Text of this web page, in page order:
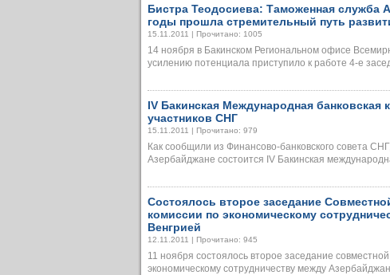
Бистра Теодосиева: Таможенная служба
годы прошла стремительный путь
15.11.2011 | Прочитано: 1005
14 ноября в Бакинском Региональном офисе
усилению потенциала приступило к работе 4-е
IV Бакинская Международная банковская
участников СНГ
15.11.2011 | Прочитано: 979
Как сообщили из Финансово-банковского совета
Азербайджане состоится IV Бакинская
Состоялось второе заседание
комиссии по экономическому
Венгрией
12.11.2011 | Прочитано: 945
11 ноября состоялось второе заседание
экономическому сотрудничеству между